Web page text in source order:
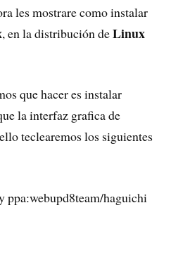
les mostrare como instalar
, en la distribución deLinux
que hacer es instalar
la interfaz grafica de
teclearemos los siguientes
ppa:webupd8team/haguichi